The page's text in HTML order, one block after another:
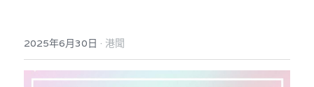
宏福苑聽證會
宏福火災正視聽
中國
國際
2025年6月30日 · 港聞